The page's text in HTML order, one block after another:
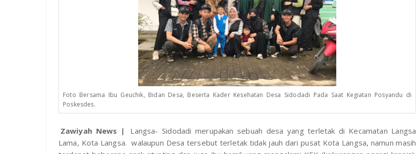
Foto Bersama Ibu Geuchik, Bidan Desa, Beserta Kader Kesehatan Desa Sidodadi Pada Saat Kegiatan Posyandu di
Poskesdes.
Zawiyah News |
Langsa- Sidodadi merupakan sebuah desa yang terletak di Kecamatan Langsa
Lama, Kota Langsa. walaupun Desa tersebut terletak tidak jauh dari pusat Kota Langsa, namun masih